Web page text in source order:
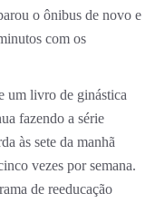
o ônibus de novo e
com os
um livro de ginástica
fazendo a série
às sete da manhã
vezes por semana.
de reeducação